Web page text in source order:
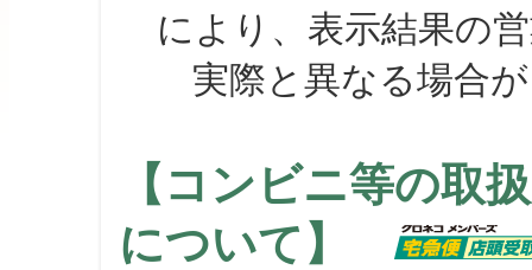
により、表示結果の
実際と異なる場合が
【コンビニ等の取
について】